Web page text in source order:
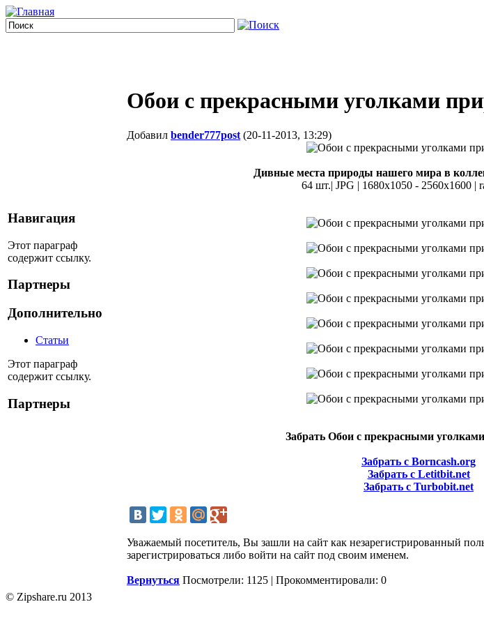
Навигация
Этот параграф
содержит ссылку.
Партнеры
Дополнительно
Статьи
Этот параграф
содержит ссылку.
Партнеры
Обои с прекрасными уголками
Добавил bender777post (20-11-2013, 13:29)
Дивные места природы нашего мира в
64 шт.| JPG | 1680x1050 - 2560x1600 |
Забрать Обои с прекрасными
Забрать с Borncash.org
Забрать с Letitbit.net
Забрать с Turbobit.net
Уважаемый посетитель, Вы зашли на сайт как незарегистрированный
зарегистрироваться либо войти на сайт под своим именем.
Вернуться Посмотрели: 1125 | Прокомментировали: 0
© Zipshare.ru 2013